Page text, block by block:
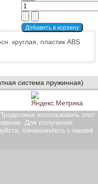
круглая, пластик ABS
система пружинная)
использовать этот
Для получения
ознакомьтесь с нашей